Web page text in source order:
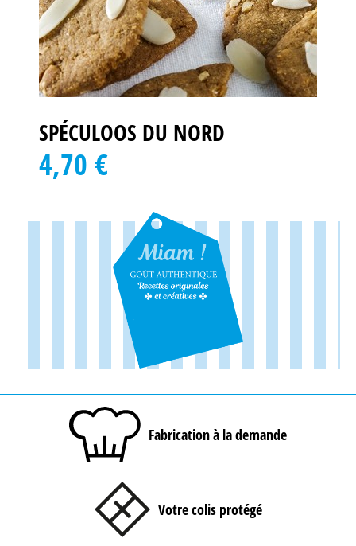
SPÉCULOOS DU NORD
4,70 €
Fabrication à la demande
Votre colis protégé